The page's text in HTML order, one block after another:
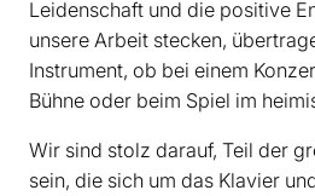
Leidenschaft und die positive
unsere Arbeit stecken,
Instrument, ob bei einem
Bühne oder beim Spiel im
Wir sind stolz darauf, Teil der
sein, die sich um das Klavier